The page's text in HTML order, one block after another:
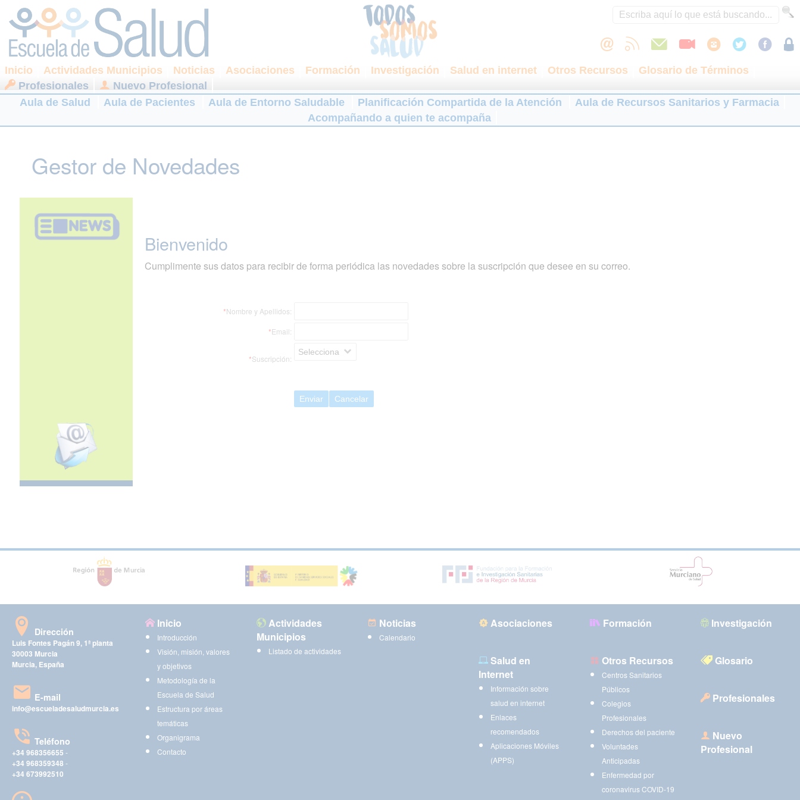
Inicio Actividades Municipios Noticias Asociaciones Formación Investigación Salud en internet Otros Recursos
Glosario de Términos
Profesionales
Nuevo Profesional
Aula de Salud
Aula de Pacientes Aula de Entorno Saludable Planificación Compartida de la Atención
Aula de Recursos Sanitarios y Farmacia
Acompañando a quien te acompaña
Gestor de Novedades
Bienvenido
Cumplimente sus datos para recibir de forma periódica las novedades sobre la suscripción que desee en su correo.
*Nombre y Apellidos:
*Email:
*Suscripción:
Selecciona
Enviar Cancelar
Dirección
Luis Fontes Pagán 9, 1ª planta
30003 Murcia
Murcia, España
E-mail
info@escueladesaludmurcia.es
Teléfono
+34 968356655 -
+34 968359348 -
+34 673992510
Inicio
Introducción
Visión, misión, valores
y objetivos
Metodología de la
Escuela de Salud
Estructura por áreas
temáticas
Organigrama
Contacto
Actividades
Municipios
Listado de actividades
Noticias
Calendario
Asociaciones Formación Investigación
Salud en
Internet
Información sobre
salud en internet
Enlaces
recomendados
Aplicaciones Móviles
(APPS)
Otros Recursos
Centros Sanitarios
Públicos
Colegios
Profesionales
Derechos del paciente
Voluntades
Anticipadas
Enfermedad por
coronavirus COVID-19
Glosario
Profesionales
Nuevo
Profesional